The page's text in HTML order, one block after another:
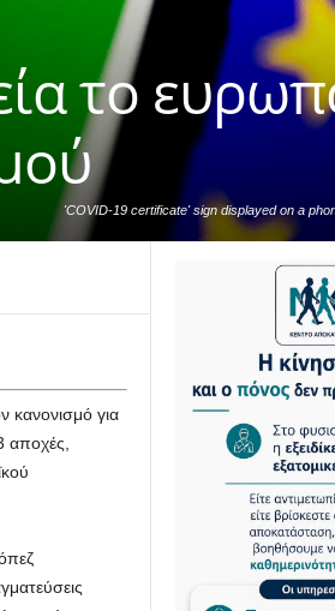
'COVID-19 certificate' sign displayed on a
in the background are seen in this
το
κανονισμό για
αποχές,